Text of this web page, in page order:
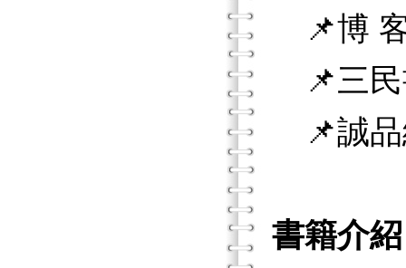
📌博
📌三民
📌誠品
書籍介紹